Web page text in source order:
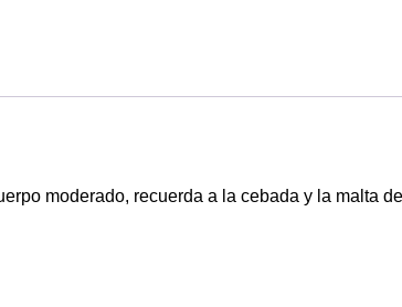
moderado, recuerda a la cebada y la malta